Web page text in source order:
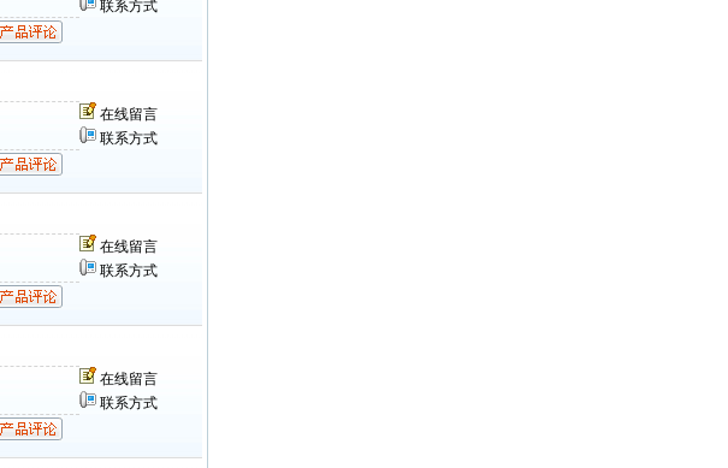
联系方式
在线留言
联系方式
在线留言
联系方式
在线留言
联系方式